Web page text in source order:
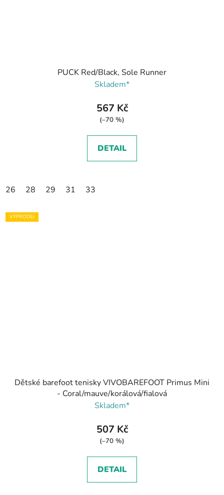
PUCK Red/Black, Sole Runner
Skladem*
567 Kč
(–70 %)
DETAIL
26 28 29 31 33
VÝPRODEJ
Dětské barefoot tenisky VIVOBAREFOOT Primus Mini
- Coral/mauve/korálová/fialová
Skladem*
507 Kč
(–70 %)
DETAIL